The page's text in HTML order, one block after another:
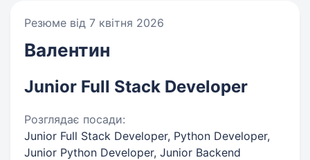
Резюме від 7 квітня 2026
Валентин
Junior Full Stack Developer
Розглядає посади:
Junior Full Stack Developer, Python Developer,
Junior Python Developer, Junior Backend